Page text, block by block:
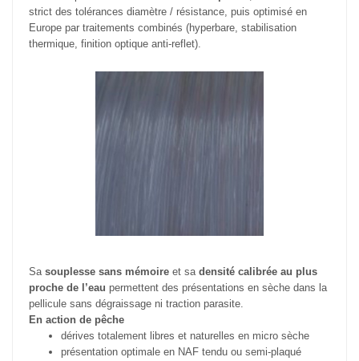
strict des tolérances diamètre / résistance, puis optimisé en
Europe par traitements combinés (hyperbare, stabilisation
thermique, finition optique anti-reflet).
Sa souplesse sans mémoire et sa densité calibrée au plus
proche de l’eau permettent des présentations en sèche dans la
pellicule sans dégraissage ni traction parasite.
En action de pêche
dérives totalement libres et naturelles en micro sèche
présentation optimale en NAF tendu ou semi-plaqué